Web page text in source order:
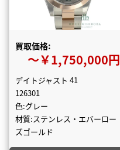
買取価格:
〜￥1,750,000円
デイトジャスト 41
126301
色:グレー
材質:ステンレス・エバーロー
ズゴールド